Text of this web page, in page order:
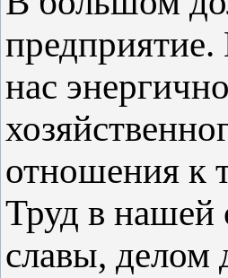
предприятие.
нас
отношения к
Труд в нашей
славы, делом